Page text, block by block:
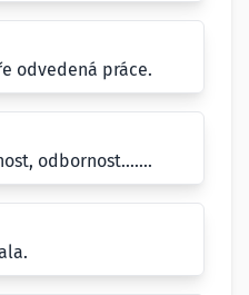
odvedená práce.
odbornost.......